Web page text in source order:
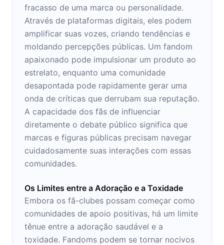
fracasso de uma marca ou personalidade.
Através de plataformas digitais, eles podem
amplificar suas vozes, criando tendências e
moldando percepções públicas. Um fandom
apaixonado pode impulsionar um produto ao
estrelato, enquanto uma comunidade
desapontada pode rapidamente gerar uma
onda de críticas que derrubam sua reputação.
A capacidade dos fãs de influenciar
diretamente o debate público significa que
marcas e figuras públicas precisam navegar
cuidadosamente suas interações com essas
comunidades.
Os Limites entre a Adoração e a Toxidade
Embora os fã-clubes possam começar como
comunidades de apoio positivas, há um limite
tênue entre a adoração saudável e a
toxidade. Fandoms podem se tornar nocivos